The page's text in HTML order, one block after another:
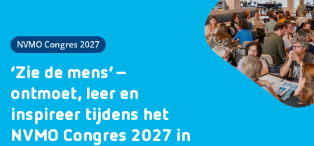
NVMO Congres 2027
‘Zie de mens’ –
ontmoet, leer en
inspireer tijdens het
NVMO Congres 2027 in